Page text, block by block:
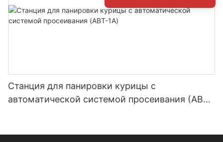
Станция для панировки курицы с
автоматической системой просеивания (ABT-